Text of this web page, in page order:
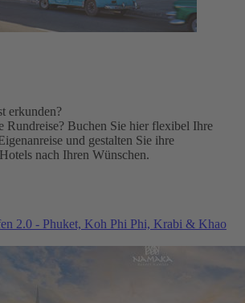
erkunden?
Rundreise? Buchen Sie hier flexibel Ihre
und gestalten Sie ihre
nach Ihren Wünschen.
2.0 - Phuket, Koh Phi Phi, Krabi & Khao